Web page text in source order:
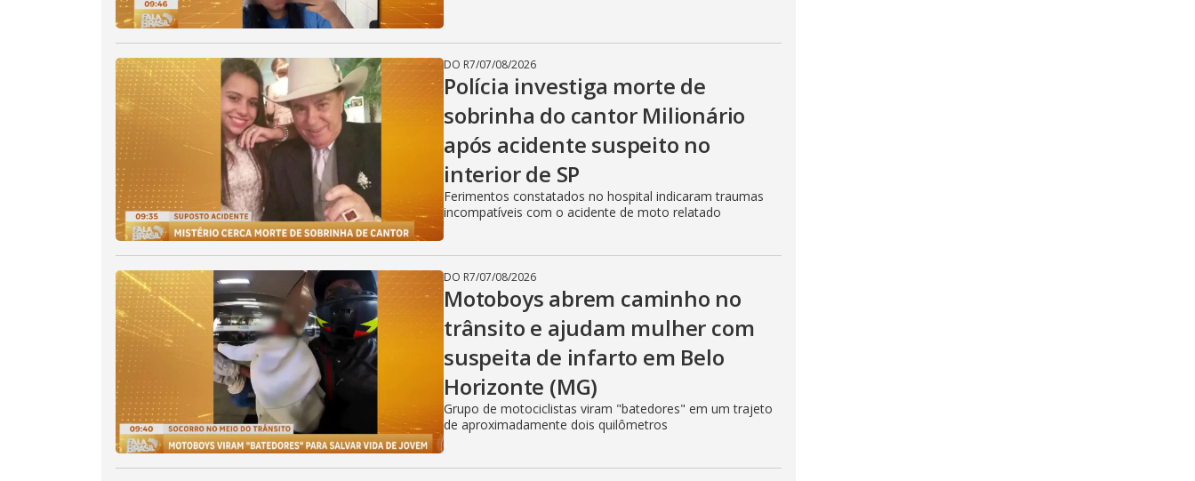
DO R7/07/08/2026
Polícia investiga morte de
sobrinha do cantor Milionário
após acidente suspeito no
interior de SP
Ferimentos constatados no hospital indicaram traumas
incompatíveis com o acidente de moto relatado
DO R7/07/08/2026
Motoboys abrem caminho no
trânsito e ajudam mulher com
suspeita de infarto em Belo
Horizonte (MG)
Grupo de motociclistas viram "batedores" em um trajeto
de aproximadamente dois quilômetros